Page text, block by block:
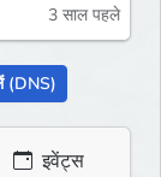
3 साल पहले
(DNS)
इवेंट्स